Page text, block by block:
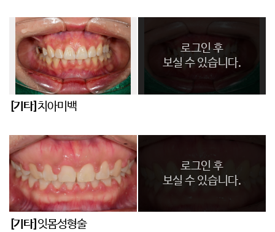
로그인 후
보실 수 있습니다.
[기타] 치아미백
로그인 후
보실 수 있습니다.
[기타] 잇몸성형술